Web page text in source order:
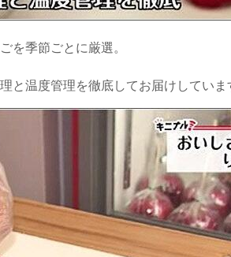
を季節ごとに厳選。
と温度管理を徹底してお届けしていま